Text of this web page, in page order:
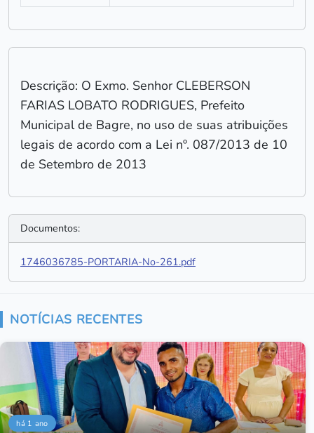
Descrição: O Exmo. Senhor CLEBERSON
FARIAS LOBATO RODRIGUES, Prefeito
Municipal de Bagre, no uso de suas atribuições
legais de acordo com a Lei nº. 087/2013 de 10
de Setembro de 2013
Documentos:
1746036785-PORTARIA-No-261.pdf
NOTÍCIAS RECENTES
há 1 ano